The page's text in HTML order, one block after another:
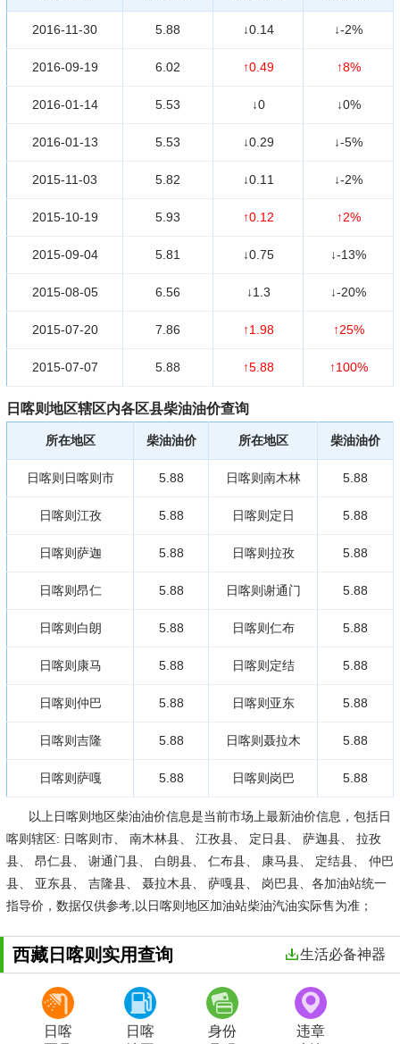
2016-11-30 5.88 ↓0.14 ↓-2%
2016-09-19 6.02 ↑0.49 ↑8%
2016-01-14 5.53 ↓0 ↓0%
2016-01-13 5.53 ↓0.29 ↓-5%
2015-11-03 5.82 ↓0.11 ↓-2%
2015-10-19 5.93 ↑0.12 ↑2%
2015-09-04 5.81 ↓0.75 ↓-13%
2015-08-05 6.56 ↓1.3 ↓-20%
2015-07-20 7.86 ↑1.98 ↑25%
2015-07-07 5.88 ↑5.88 ↑100%
日喀则地区辖区内各区县柴油油价查询
所在地区 柴油油价 所在地区 柴油油价
日喀则日喀则市 5.88 日喀则南木林 5.88
日喀则江孜 5.88 日喀则定日 5.88
日喀则萨迦 5.88 日喀则拉孜 5.88
日喀则昂仁 5.88 日喀则谢通门 5.88
日喀则白朗 5.88 日喀则仁布 5.88
日喀则康马 5.88 日喀则定结 5.88
日喀则仲巴 5.88 日喀则亚东 5.88
日喀则吉隆 5.88 日喀则聂拉木 5.88
日喀则萨嘎 5.88 日喀则岗巴 5.88
以上日喀则地区柴油油价信息是当前市场上最新油价信息，包括日
喀则辖区: 日喀则市、 南木林县、 江孜县、 定日县、 萨迦县、 拉孜
县、 昂仁县、 谢通门县、 白朗县、 仁布县、 康马县、 定结县、 仲巴
县、 亚东县、 吉隆县、 聂拉木县、 萨嘎县、 岗巴县、各加油站统一
指导价，数据仅供参考,以日喀则地区加油站柴油汽油实际售为准；
西藏日喀则实用查询 生活必备神器
日喀
日喀
身份
违章